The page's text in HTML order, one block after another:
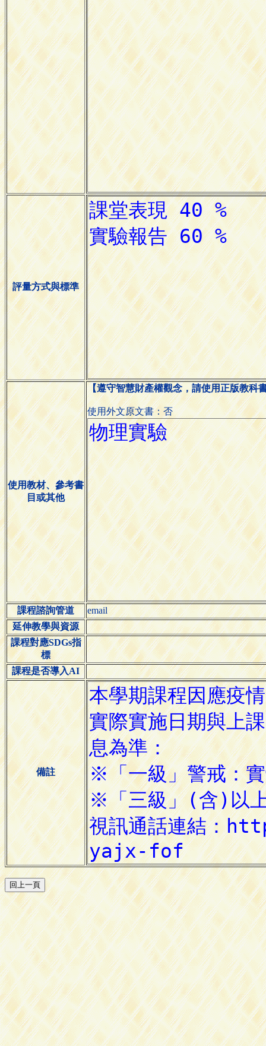
評量方式與標準
使用教材、參考書
目或其他
【遵守智慧財產權觀念，請使用正版教科
使用外文原文書：否
課程諮詢管道
email
延伸教學與資源
課程對應SDGs指
標
課程是否導入AI
備註